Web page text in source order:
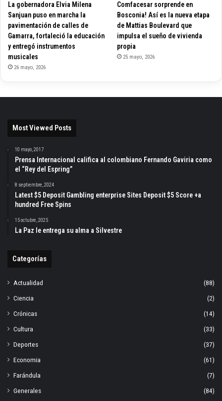
La gobernadora Elvia Milena
Sanjuan puso en marcha la
pavimentación de calles de
Gamarra, fortaleció la educación
y entregó instrumentos
musicales
26 mayo, 2026
Comfacesar sorprende en
Bosconia! Así es la nueva etapa
de Mattias Boulevard que
impulsa el sueño de vivienda
propia
25 mayo, 2026
Most Viewed Posts
10 mayo, 2017
Prensa Internacional califica al colombiano Fernando Gaviria como
el “Rey del Espring”
8 septiembre, 2024
Latest $5 Deposit Gambling enterprise Sites Deposit $5 Score +a
hundred Free Spins
15 octubre, 2025
La Paz le entrega su alma a Silvestre
Categorías
Actualidad
(88)
Ciencia
(2)
Crónicas
(14)
Cultura
(33)
Deportes
(37)
Economia
(61)
Farándula
(7)
Generales
(84)